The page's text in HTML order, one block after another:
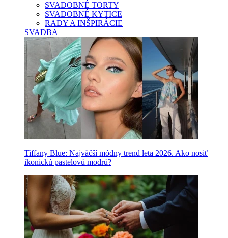
SVADOBNÉ TORTY
SVADOBNÉ KYTICE
RADY A INŠPIRÁCIE
SVADBA
Tiffany Blue: Najväčší módny trend leta 2026. Ako nosiť
ikonickú pastelovú modrú?